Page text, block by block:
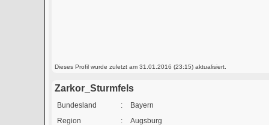
Dieses Profil wurde zuletzt am 31.01.2016 (23:15) aktualisiert.
Zarkor_Sturmfels
Bundesland :
Bayern
Region
:
Augsburg